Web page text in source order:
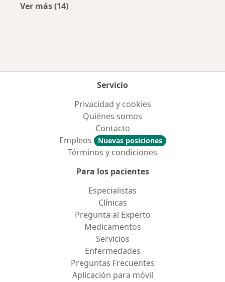
Ver más (14)
Servicio
Privacidad y cookies
Quiénes somos
Contacto
Empleos
Nuevas posiciones
Términos y condiciones
Para los pacientes
Especialistas
Clínicas
Pregunta al Experto
Medicamentos
Servicios
Enfermedades
Preguntas Frecuentes
Aplicación para móvil